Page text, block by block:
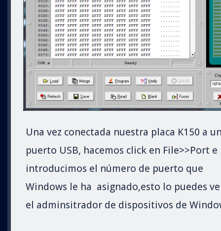
Una vez conectada nuestra placa K150 a
puerto USB, hacemos click en File>>Port e
introducimos el número de puerto que
Windows le ha asignado,esto lo puedes
el adminsitrador de dispositivos de